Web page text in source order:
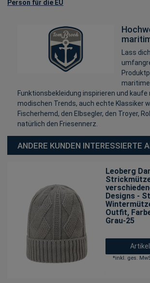
Person für die EU
Lass
Funktionsbekleidung inspirieren und kaufe
modischen Trends, auch echte Klassiker
Fischerhemd, den Elbsegler, den Troyer,
natürlich den Friesennerz.
ANDERE KUNDEN INTERESSIERTE
Leoberg
Designs -
Outfit,
Grau-25
*inkl. ges.